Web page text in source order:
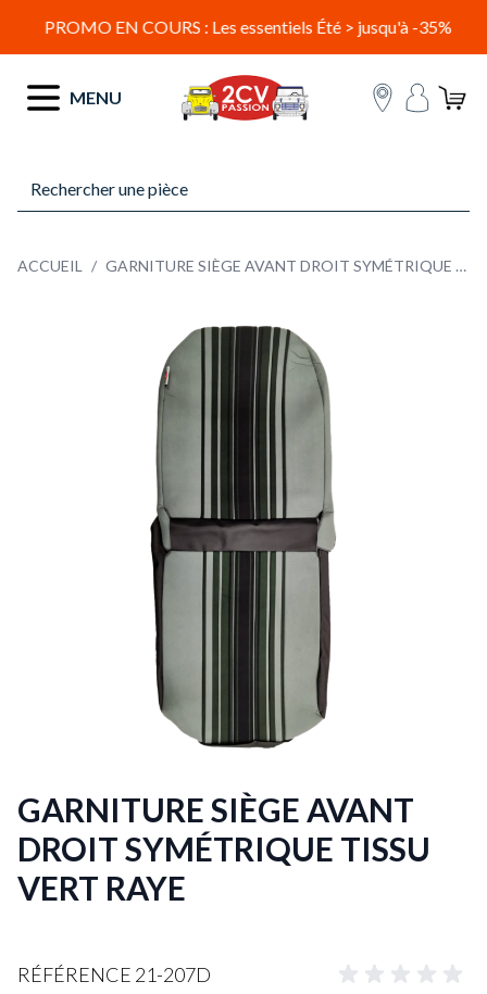
PROMO EN COURS : Les essentiels Été > jusqu'à -35%
MENU
ACCUEIL / GARNITURE SIÈGE AVANT DROIT SYMÉTRIQUE TISSU VERT RAYE
GARNITURE SIÈGE AVANT
DROIT SYMÉTRIQUE TISSU
VERT RAYE
RÉFÉRENCE 21-207D